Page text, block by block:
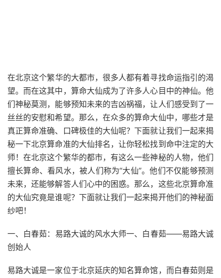
在北京这个繁华的大都市，很多人都有着寻找命运指引的渴
望。而在这其中，算命大仙成为了许多人心目中的神仙。他
们神秘莫测，能够预知未来的吉凶祸福，让人们感受到了一
丝丝的安慰和希望。那么，在众多的算命大仙中，哪些才是
真正算命准确、口碑极佳的大仙呢？下面就让我们一起来揭
秘一下北京算命准的大仙排名，让你轻松找到命中注定的大
师！在北京这个繁华的都市，有这么一些神秘的人物，他们
擅长算命、看风水，被人们称为“大仙”。他们不仅能够预测
未来，还能够解答人们心中的困惑。那么，这些北京算命准
的大仙究竟是谁呢？下面就让我们一起来揭开他们的神秘面
纱吧！
一、白春茹：易路大诚的风水大师一、白春茹——易路大诚
创始人
易路大诚是一家位于北京延庆的知名算命馆，而白春茹则是